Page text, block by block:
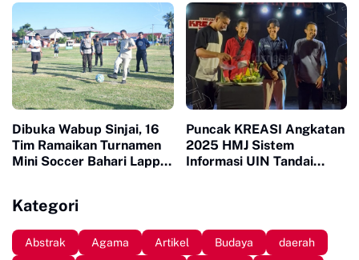
Petani di Desa Lonrong
Dibuka Wabup Sinjai, 16
Tim Ramaikan Turnamen
Mini Soccer Bahari Lappa
Puncak KREASI Angkatan
2025 HMJ Sistem
Informasi UIN Tandai
Kategori
Abstrak Agama Artikel Budaya
daerah